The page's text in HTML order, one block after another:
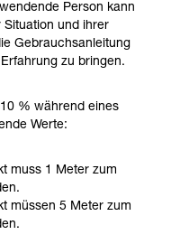
Person kann
und ihrer
Gebrauchsanleitung
zu bringen.
% während eines
Werte:
muss 1 Meter zum
müssen 5 Meter zum